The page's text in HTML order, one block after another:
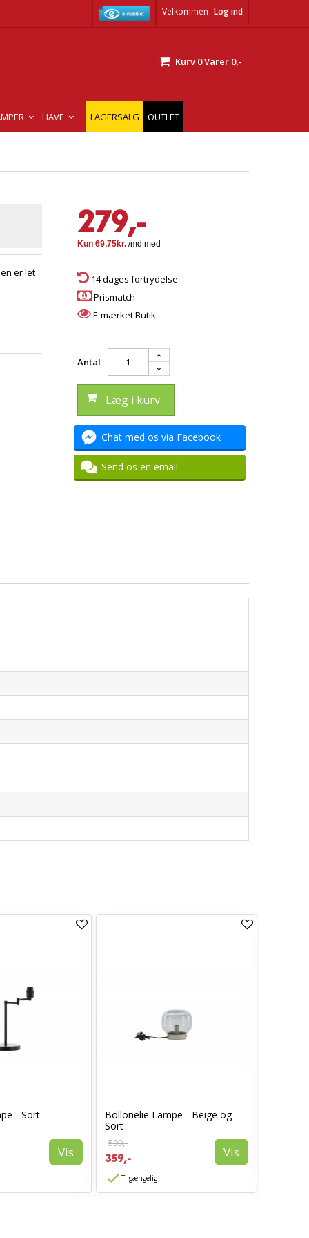
Velkommen Log ind
Kurv 0Varer 0,-
HAVE LAGERSALG OUTLET
er let
279,-
14 dages fortrydelse
Prismatch
E-mærket Butik
Antal
Læg i kurv
Chat med os via Facebook
Send os en email
- Sort
Vis
Bollonelie Lampe - Beige og
Sort
599,-
359,- Vis
Tilgængelig